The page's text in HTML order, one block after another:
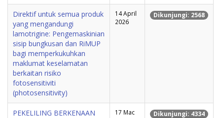
Direktif untuk semua produk
yang mengandungi
lamotrigine: Pengemaskinian
sisip bungkusan dan RiMUP
bagi memperkukuhkan
maklumat keselamatan
berkaitan risiko
fotosensitiviti
(photosensitivity)
14 April
2026
Dikunjungi: 2568
PEKELILING BERKENAAN
17 Mac
Dikunjungi: 4334